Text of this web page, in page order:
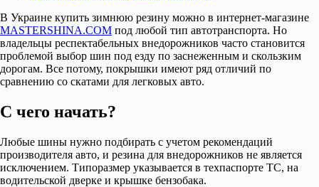
В Украине купить зимнюю резину можно в интернет-магазине
MASTERSHINA.COM под любой тип автотранспорта. Но
владельцы респектабельных внедорожников часто становится
проблемой выбор шин под езду по заснеженным и скользким
дорогам. Все потому, покрышки имеют ряд отличий по
сравнению со скатами для легковых авто.
С чего начать?
Любые шины нужно подбирать с учетом рекомендаций
производителя авто, и резина для внедорожников не является
исключением. Типоразмер указывается в техпаспорте ТС, на
водительской дверке и крышке бензобака.